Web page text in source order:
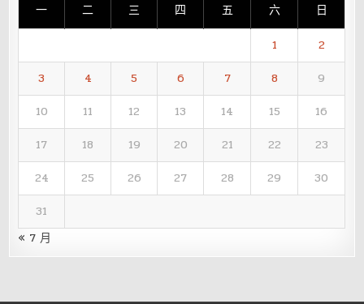
一 二 三 四 五 六 日
1
2
3
4 5 6 7 8
9
10
11 12 13 14 15
16
17
18 19 20 21 22
23
24
25 26 27 28 29
30
31
« 7 月